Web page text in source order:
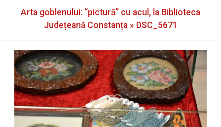
NavigationArta goblenului: “pictură” cu acul, la Biblioteca
Județeană Constanța » DSC_5671